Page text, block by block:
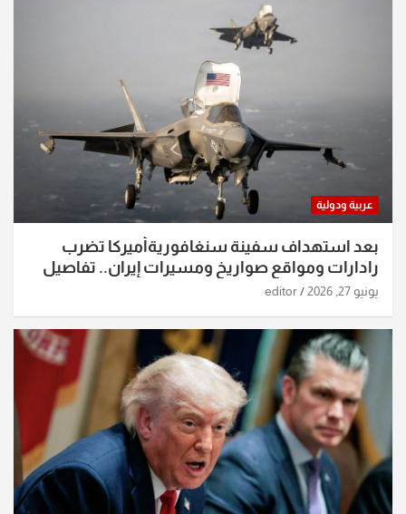
عربية ودولية
بعد استهداف سفينة سنغافوريةأميركا تضرب
رادارات ومواقع صواريخ ومسيرات إيران.. تفاصيل
الساعات الماضية
يونيو 27, 2026 editor